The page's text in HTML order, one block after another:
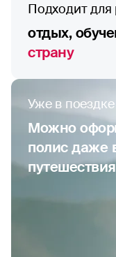
Подходит для
отдых,
страну
Уже в поездке
Можно
полис даже
путешествия